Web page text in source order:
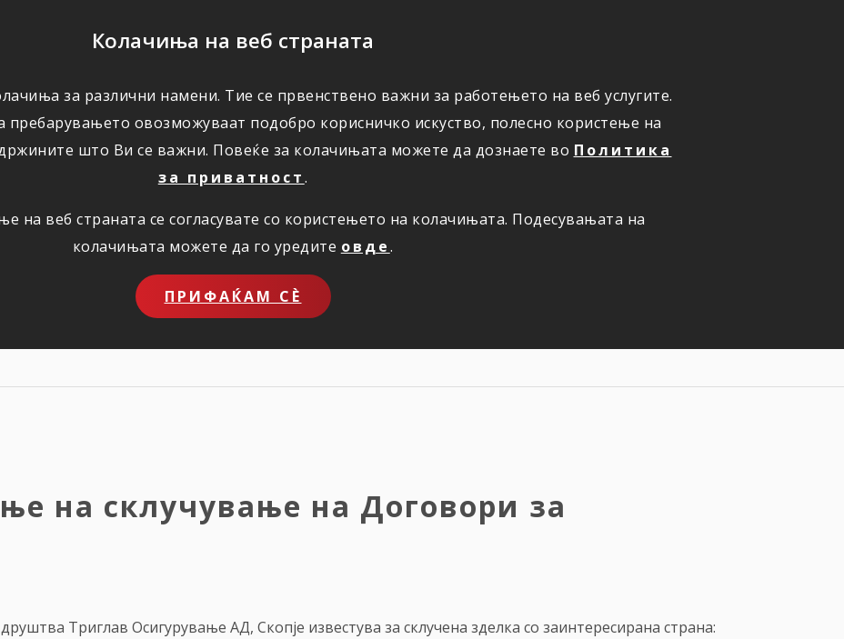
Колачиња на веб страната
за различни намени. Тие се првенствено важни за работењето на веб услугите.
пребарувањето овозможуваат подобро корисничко искуство, полесно користење на
што Ви се важни. Повеќе за колачињата можете да дознаете во Политика
за приватност.
на веб страната се согласувате со користењето на колачињата. Подесувањата на
колачињата можете да го уредите овде.
ПРИФАЌАМ СЀ
ПОВОЛНОСТИ КОРИСНО ЗА НАС ОНЛАЈН ПРИЈАВИ ШТЕТА
страна
на склучување на Договори за
Триглав Осигурување АД, Скопје известува за склучена зделка со заинтересирана страна: